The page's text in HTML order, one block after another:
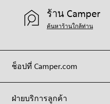
ช็อปที่ Camper.com
ฝ่ายบริการลูกค้า
ร้าน Camper
ค้นหาร้านใกล้ท่าน